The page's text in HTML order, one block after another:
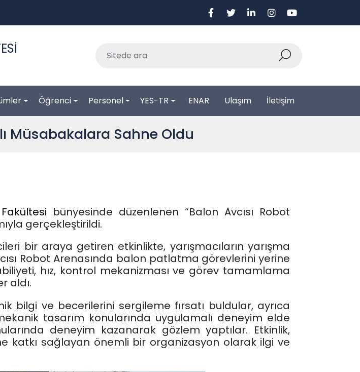
Öğrenci Personel YES-TR ENAR Ulaşım İletişim
Müsabakalara Sahne Oldu
bünyesinde düzenlenen “Balon Avcısı Robot
gerçekleştirildi.
bir araya getiren etkinlikte, yarışmacıların yarışma
Robot Arenasında balon patlatma görevlerini yerine
hız, kontrol mekanizması ve görev tamamlama
aldı.
bilgi ve becerilerini sergileme fırsatı buldular, ayrıca
tasarım konularında uygulamalı deneyim elde
deneyim kazanarak gözlem yaptılar. Etkinlik,
katkı sağlayan önemli bir organizasyon olarak ilgi ve